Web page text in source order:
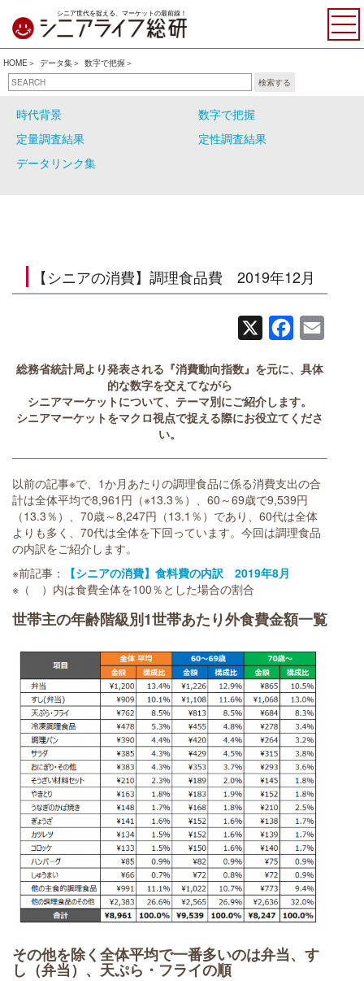
シニア世代を捉える、マーケットの最前線！
HOME データ集
数字で把握
検索する
自主調査結果
シニアの大分類
時代背景
数字で把握
定量調査結果
定性調査結果
データリンク集
【シニアの消費】調理食品費 2019年12月
Facebook
総務省統計局より発表される『消費動向指数』を元に、具体
的な数字を交えてながら
シニアマーケットについて、テーマ別にご紹介します。
シニアマーケットをマクロ視点で捉える際にお役立てくださ
い。
以前の記事※で、1か月あたりの調理食品に係る消費支出の合
計は全体平均で8,961円（※13.3％）、60～69歳で9,539円
（13.3％）、70歳～8,247円（13.1％）であり、60代は全体
よりも多く、70代は全体を下回っています。今回は調理食品
の内訳をご紹介します。
※前記事：
【シニアの消費】食料費の内訳 2019年8月
※（ ）内は食費全体を100％とした場合の割合
世帯主の年齢階級別1世帯あたり外食費金額一覧
その他を除く全体平均で一番多いのは弁当、す
し（弁当）、天ぷら・フライの順